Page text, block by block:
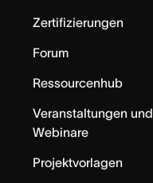
Zertifizierungen
Forum
Ressourcenhub
Veranstaltungen und
Webinare
Projektvorlagen